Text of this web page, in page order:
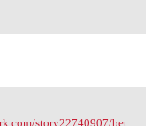
https
story22740907/bet